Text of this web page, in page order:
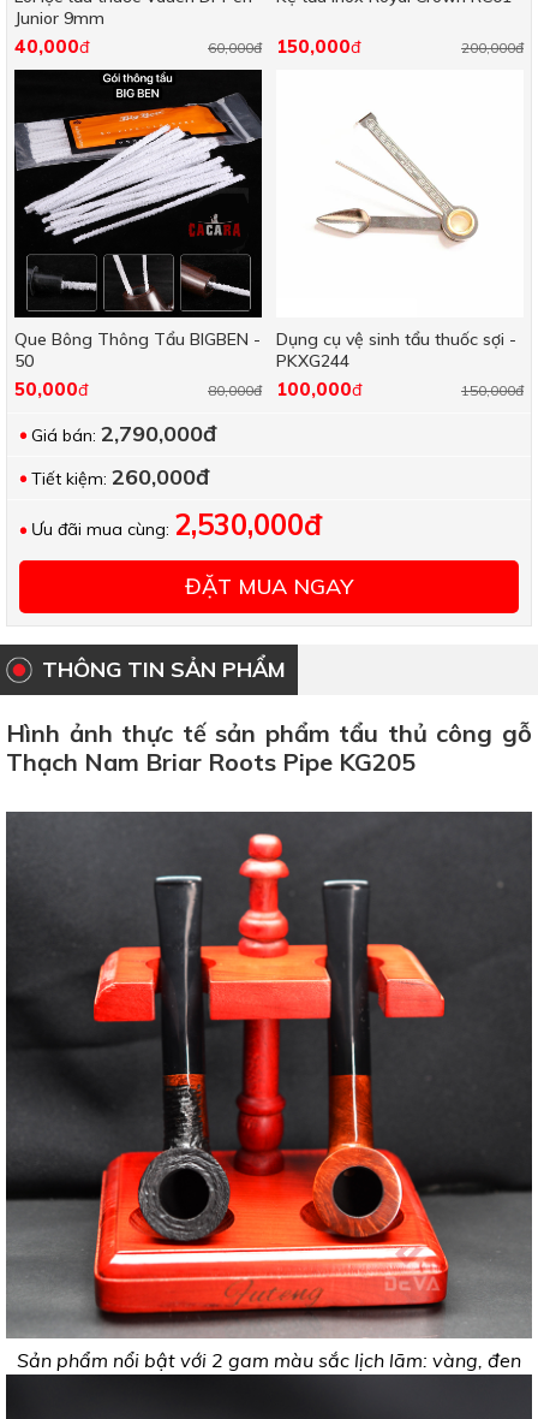
Junior 9mm
60,000đ
40,000đ 200,000đ
150,000đ
Que Bông Thông Tẩu BIGBEN -
50
80,000đ
50,000đ
Dụng cụ vệ sinh tẩu thuốc sợi -
PKXG244
150,000đ
100,000đ
Giá bán: 2,790,000đ
Tiết kiệm: 260,000đ
Ưu đãi mua cùng: 2,530,000đ
ĐẶT MUA NGAY
THÔNG TIN SẢN PHẨM
Hình ảnh thực tế sản phẩm tẩu thủ công gỗ
Thạch Nam Briar Roots Pipe KG205
Sản phẩm nổi bật với 2 gam màu sắc lịch lãm: vàng, đen